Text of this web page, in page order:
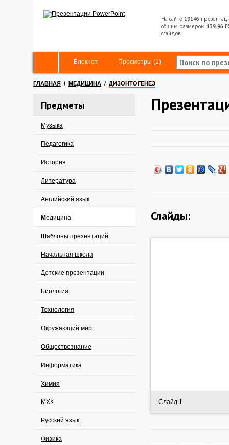
На сайте 19146
общим размером 139.96
слайдов
Блокнот Просмотры (1)
ГЛАВНАЯ / МЕДИЦИНА / ДИЗОНТОГЕНЕЗ
Предметы
Музыка
Педагогика
История
Литература
Английский язык
Медицина
Шаблоны презентаций
Начальная школа
Детские презентации
Биология
Технология
Окружающий мир
Обществознание
Информатика
Химия
МХК
Русский язык
Физика
Слайды:
Слайд 1